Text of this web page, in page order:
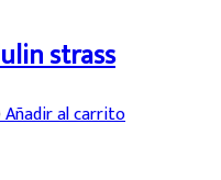
strass
Añadir al carrito